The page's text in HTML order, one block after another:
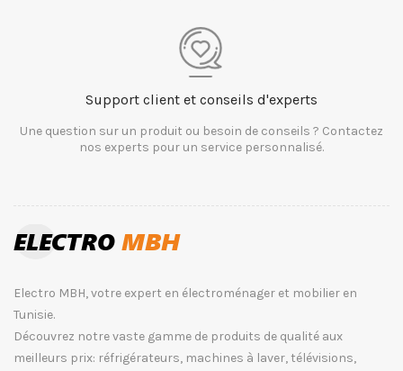
Support client et conseils d'experts
Une question sur un produit ou besoin de conseils ? Contactez
nos experts pour un service personnalisé.
Electro MBH, votre expert en électroménager et mobilier en
Tunisie.
Découvrez notre vaste gamme de produits de qualité aux
meilleurs prix: réfrigérateurs, machines à laver, télévisions,